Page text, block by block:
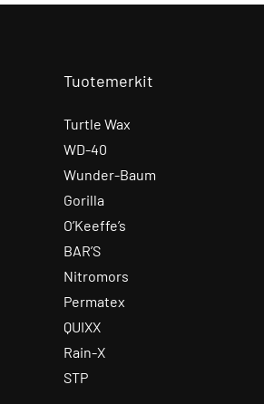
Tuotemerkit
Turtle Wax
WD-40
Wunder-Baum
Gorilla
O’Keeffe’s
BAR’S
Nitromors
Permatex
QUIXX
Rain-X
STP